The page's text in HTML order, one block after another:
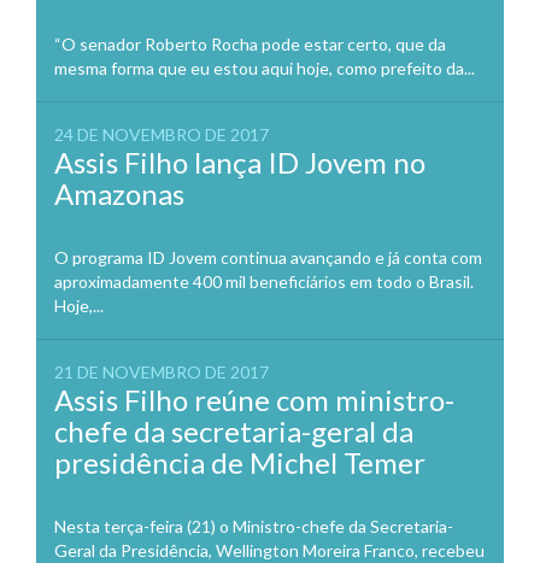
“O senador Roberto Rocha pode estar certo, que da
mesma forma que eu estou aqui hoje, como prefeito da...
24 DE NOVEMBRO DE 2017
Assis Filho lança ID Jovem no
Amazonas
O programa ID Jovem continua avançando e já conta com
aproximadamente 400 mil beneficiários em todo o Brasil.
Hoje,...
21 DE NOVEMBRO DE 2017
Assis Filho reúne com ministro-
chefe da secretaria-geral da
presidência de Michel Temer
Nesta terça-feira (21) o Ministro-chefe da Secretaria-
Geral da Presidência, Wellington Moreira Franco, recebeu